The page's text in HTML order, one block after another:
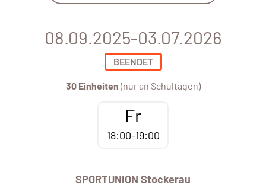
08.09.2025-03.07.2026
BEENDET
30 Einheiten (nur an Schultagen)
Fr
18:00-19:00
SPORTUNION Stockerau